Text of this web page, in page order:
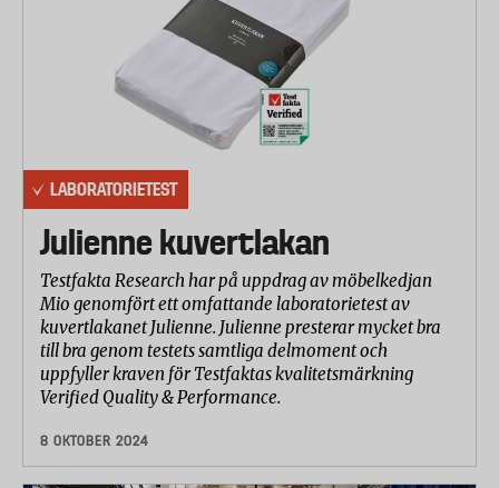
LABORATORIETEST
Julienne kuvertlakan
Testfakta Research har på uppdrag av möbelkedjan
Mio genomfört ett omfattande laboratorietest av
kuvertlakanet Julienne. Julienne presterar mycket bra
till bra genom testets samtliga delmoment och
uppfyller kraven för Testfaktas kvalitetsmärkning
Verified Quality & Performance.
8 OKTOBER 2024